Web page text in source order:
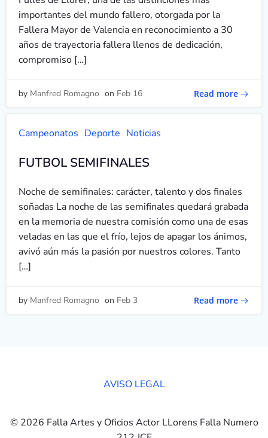
importantes del mundo fallero, otorgada por la
Fallera Mayor de Valencia en reconocimiento a 30
años de trayectoria fallera llenos de dedicación,
compromiso […]
by Manfred Romagno on Feb 16 Read more
Campeonatos Deporte Noticias
FUTBOL SEMIFINALES
Noche de semifinales: carácter, talento y dos finales
soñadas La noche de las semifinales quedará grabada
en la memoria de nuestra comisión como una de esas
veladas en las que el frío, lejos de apagar los ánimos,
avivó aún más la pasión por nuestros colores. Tanto
[…]
by Manfred Romagno on Feb 3 Read more
AVISO LEGAL
© 2026 Falla Artes y Oficios Actor LLorens Falla Numero